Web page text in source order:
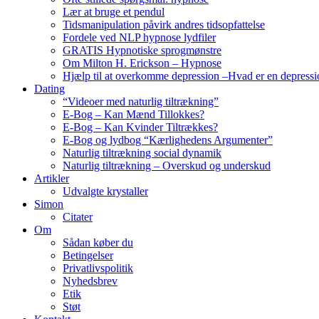
Lær at bruge et pendul
Tidsmanipulation påvirk andres tidsopfattelse
Fordele ved NLP hypnose lydfiler
GRATIS Hypnotiske sprogmønstre
Om Milton H. Erickson – Hypnose
Hjælp til at overkomme depression –Hvad er en
Dating
“Videoer med naturlig tiltrækning”
E-Bog – Kan Mænd Tillokkes?
E-Bog – Kan Kvinder Tiltrækkes?
E-Bog og lydbog “Kærlighedens Argumenter”
Naturlig tiltrækning social dynamik
Naturlig tiltrækning – Overskud og underskud
Artikler
Udvalgte krystaller
Simon
Citater
Om
Sådan køber du
Betingelser
Privatlivspolitik
Nyhedsbrev
Etik
Støt